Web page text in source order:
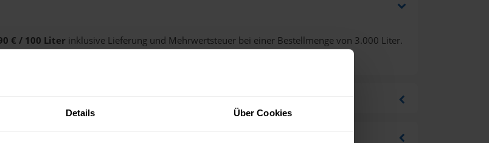
Details Über Cookies
€ / 100 Liter inklusive Lieferung und Mehrwertsteuer bei einer Bestellmenge von 3.000 Liter.